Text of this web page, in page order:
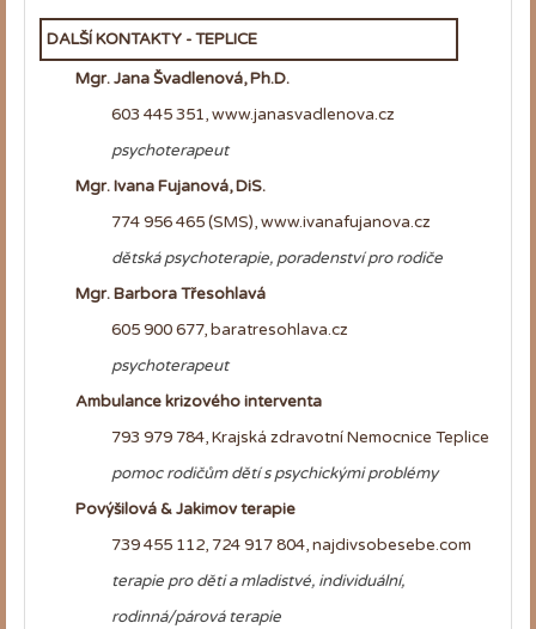
DALŠÍ KONTAKTY - TEPLICE
Mgr. Jana Švadlenová, Ph.D.
603 445 351, www.janasvadlenova.cz
psychoterapeut
Mgr. Ivana Fujanová, DiS.
774 956 465 (SMS), www.ivanafujanova.cz
dětská psychoterapie, poradenství pro rodiče
Mgr. Barbora Třesohlavá
605 900 677, baratresohlava.cz
psychoterapeut
Ambulance krizového interventa
793 979 784, Krajská zdravotní Nemocnice Teplice
pomoc rodičům dětí s psychickými problémy
Povýšilová & Jakimov terapie
739 455 112, 724 917 804,najdivsobesebe.com
terapie pro děti a mladistvé, individuální,
rodinná/párová terapie